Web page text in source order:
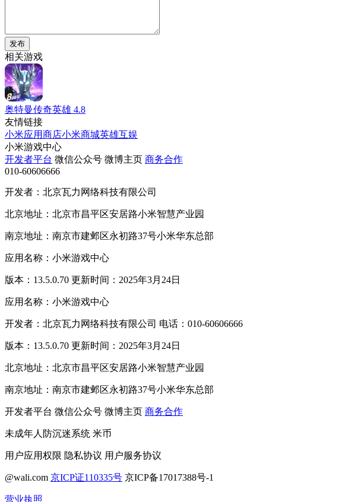
发布
相关游戏
奥特曼传奇英雄 4.8
友情链接
小米应用商店小米商城英雄互娱
小米游戏中心
开发者平台 微信公众号 微博主页 商务合作
010-60606666
开发者：北京瓦力网络科技有限公司
北京地址：北京市昌平区安居路小米智慧产业园
南京地址：南京市建邺区永初路37号小米华东总部
应用名称：小米游戏中心
版本：13.5.0.70 更新时间：2025年3月24日
应用名称：小米游戏中心
开发者：北京瓦力网络科技有限公司 电话：010-60606666
版本：13.5.0.70 更新时间：2025年3月24日
北京地址：北京市昌平区安居路小米智慧产业园
南京地址：南京市建邺区永初路37号小米华东总部
开发者平台 微信公众号 微博主页 商务合作
未成年人防沉迷系统 米币
用户应用权限 隐私协议 用户服务协议
@wali.com 京ICP证110335号 京ICP备17017388号-1
营业执照